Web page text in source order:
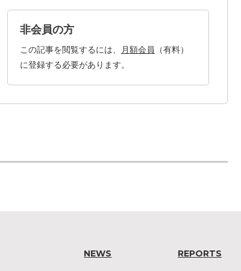
非会員の方
この記事を閲覧するには、 月額会員
（有料）
に登録する必要があります。
NEWS REPORTS